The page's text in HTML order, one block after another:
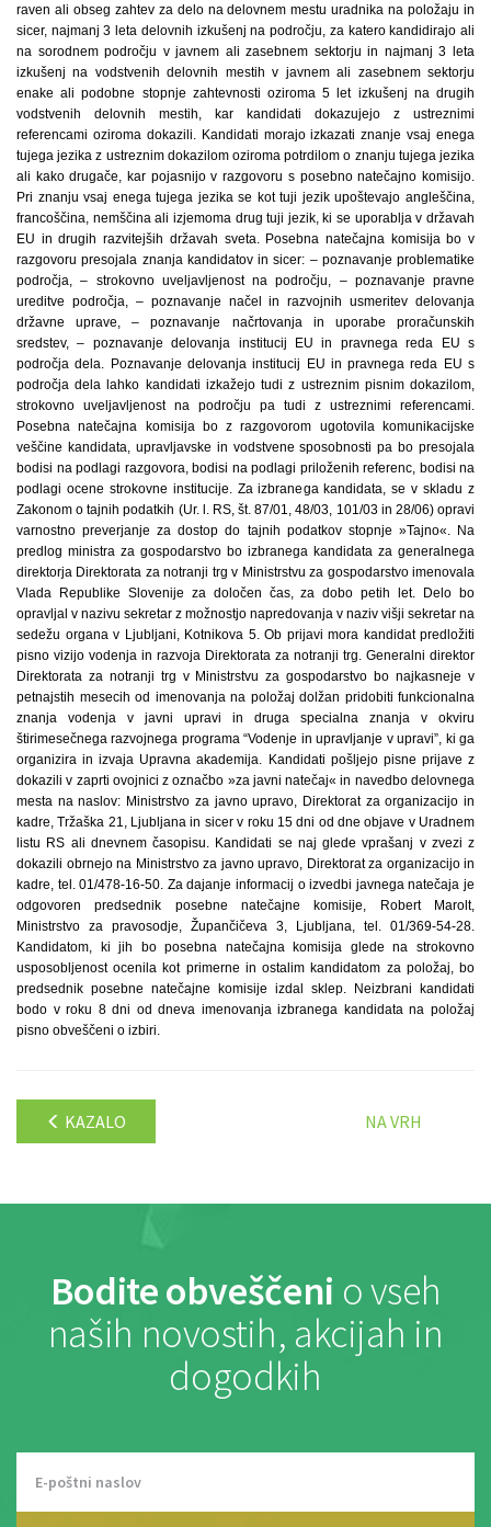
raven ali obseg zahtev za delo na delovnem mestu uradnika na položaju in
sicer, najmanj 3 leta delovnih izkušenj na področju, za katero kandidirajo ali
na sorodnem področju v javnem ali zasebnem sektorju in najmanj 3 leta
izkušenj na vodstvenih delovnih mestih v javnem ali zasebnem sektorju
enake ali podobne stopnje zahtevnosti oziroma 5 let izkušenj na drugih
vodstvenih delovnih mestih, kar kandidati dokazujejo z ustreznimi
referencami oziroma dokazili. Kandidati morajo izkazati znanje vsaj enega
tujega jezika z ustreznim dokazilom oziroma potrdilom o znanju tujega jezika
ali kako drugače, kar pojasnijo v razgovoru s posebno natečajno komisijo.
Pri znanju vsaj enega tujega jezika se kot tuji jezik upoštevajo angleščina,
francoščina, nemščina ali izjemoma drug tuji jezik, ki se uporablja v državah
EU in drugih razvitejših državah sveta. Posebna natečajna komisija bo v
razgovoru presojala znanja kandidatov in sicer: – poznavanje problematike
področja, – strokovno uveljavljenost na področju, – poznavanje pravne
ureditve področja, – poznavanje načel in razvojnih usmeritev delovanja
državne uprave, – poznavanje načrtovanja in uporabe proračunskih
sredstev, – poznavanje delovanja institucij EU in pravnega reda EU s
področja dela. Poznavanje delovanja institucij EU in pravnega reda EU s
področja dela lahko kandidati izkažejo tudi z ustreznim pisnim dokazilom,
strokovno uveljavljenost na področju pa tudi z ustreznimi referencami.
Posebna natečajna komisija bo z razgovorom ugotovila komunikacijske
veščine kandidata, upravljavske in vodstvene sposobnosti pa bo presojala
bodisi na podlagi razgovora, bodisi na podlagi priloženih referenc, bodisi na
podlagi ocene strokovne institucije. Za izbranega kandidata, se v skladu z
Zakonom o tajnih podatkih (Ur. l. RS, št. 87/01, 48/03, 101/03 in 28/06) opravi
varnostno preverjanje za dostop do tajnih podatkov stopnje »Tajno«. Na
predlog ministra za gospodarstvo bo izbranega kandidata za generalnega
direktorja Direktorata za notranji trg v Ministrstvu za gospodarstvo imenovala
Vlada Republike Slovenije za določen čas, za dobo petih let. Delo bo
opravljal v nazivu sekretar z možnostjo napredovanja v naziv višji sekretar na
sedežu organa v Ljubljani, Kotnikova 5. Ob prijavi mora kandidat predložiti
pisno vizijo vodenja in razvoja Direktorata za notranji trg. Generalni direktor
Direktorata za notranji trg v Ministrstvu za gospodarstvo bo najkasneje v
petnajstih mesecih od imenovanja na položaj dolžan pridobiti funkcionalna
znanja vodenja v javni upravi in druga specialna znanja v okviru
štirimesečnega razvojnega programa “Vodenje in upravljanje v upravi”, ki ga
organizira in izvaja Upravna akademija. Kandidati pošljejo pisne prijave z
dokazili v zaprti ovojnici z označbo »za javni natečaj« in navedbo delovnega
mesta na naslov: Ministrstvo za javno upravo, Direktorat za organizacijo in
kadre, Tržaška 21, Ljubljana in sicer v roku 15 dni od dne objave v Uradnem
listu RS ali dnevnem časopisu. Kandidati se naj glede vprašanj v zvezi z
dokazili obrnejo na Ministrstvo za javno upravo, Direktorat za organizacijo in
kadre, tel. 01/478-16-50. Za dajanje informacij o izvedbi javnega natečaja je
odgovoren predsednik posebne natečajne komisije, Robert Marolt,
Ministrstvo za pravosodje, Župančičeva 3, Ljubljana, tel. 01/369-54-28.
Kandidatom, ki jih bo posebna natečajna komisija glede na strokovno
usposobljenost ocenila kot primerne in ostalim kandidatom za položaj, bo
predsednik posebne natečajne komisije izdal sklep. Neizbrani kandidati
bodo v roku 8 dni od dneva imenovanja izbranega kandidata na položaj
pisno obveščeni o izbiri.
KAZALO NA VRH
Bodite obveščeni o vseh
naših novostih, akcijah in
dogodkih